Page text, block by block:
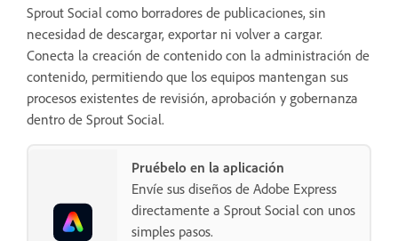
Sprout Social como borradores de publicaciones, sin
necesidad de descargar, exportar ni volver a cargar.
Conecta la creación de contenido con la administración de
contenido, permitiendo que los equipos mantengan sus
procesos existentes de revisión, aprobación y gobernanza
dentro de Sprout Social.
Pruébelo en la aplicación
Envíe sus diseños de Adobe Express
directamente a Sprout Social con unos
simples pasos.